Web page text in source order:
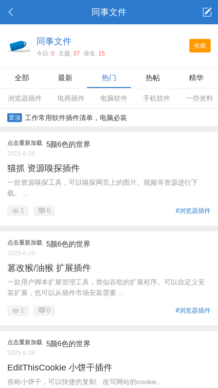
同事文件
收藏
同事文件
今日: 0 主题: 37 排名: 15
全部 最新 热门 热帖 精华
浏览器插件 电商插件 电脑软件 手机软件 一些资料
置顶 工作常用软件插件清单，电脑必装
点击重新加载 5颜6色的世界
2025-6-29
猫抓 资源嗅探插件
一款资源嗅探工具，可以嗅探网页上的图片、视频等资源进行下
载。 ...
#浏览器插件
1 0
点击重新加载 5颜6色的世界
2025-6-29
篡改猴/油猴 扩展插件
一款用户脚本扩展管理工具，类似谷歌的扩展程序。可以自定义安
装扩展，也可以从插件市场安装需要 ...
#浏览器插件
1 0
点击重新加载 5颜6色的世界
2025-6-29
EditThisCookie 小饼干插件
俗称小饼干，可以快捷的复制、改写网站的cookie。